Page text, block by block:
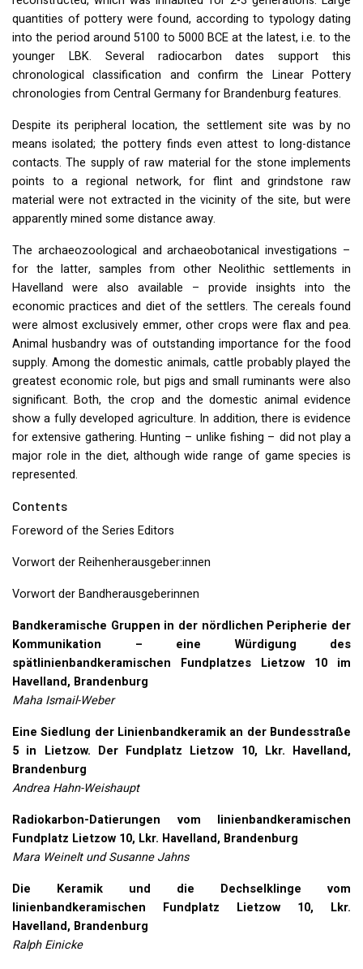
quantities of pottery were found, according to typology dating
into the period around 5100 to 5000BCEat the latest, i.e. to the
younger LBK. Several radiocarbon dates support this
chronological classification and confirm the Linear Pottery
chronologies from Central Germany for Brandenburg features.
Despite its peripheral location, the settlement site was by no
means isolated; the pottery finds even attest to long-distance
contacts. The supply of raw material for the stone implements
points to a regional network, for flint and grindstone raw
material were not extracted in the vicinity of the site, but were
apparently mined some distance away.
The archaeozoological and archaeobotanical investigations –
for the latter, samples from other Neolithic settlements in
Havelland were also available – provide insights into the
economic practices and diet of the settlers. The cereals found
were almost exclusively emmer, other crops were flax and pea.
Animal husbandry was of outstanding importance for the food
supply. Among the domestic animals, cattle probably played the
greatest economic role, but pigs and small ruminants were also
significant. Both, the crop and the domestic animal evidence
show a fully developed agriculture. In addition, there is evidence
for extensive gathering. Hunting – unlike fishing – did not play a
major role in the diet, although wide range of game species is
represented.
Contents
Foreword of the Series Editors
Vorwort der Reihenherausgeber:innen
Vorwort der Bandherausgeberinnen
Bandkeramische Gruppen in der nördlichen Peripherie der
Kommunikation – eine Würdigung des
spätlinienbandkeramischen Fundplatzes Lietzow 10 im
Havelland, Brandenburg
Maha Ismail-Weber
Eine Siedlung der Linienbandkeramik an der Bundesstraße
5 in Lietzow. Der Fundplatz Lietzow 10, Lkr. Havelland,
Brandenburg
Andrea Hahn-Weishaupt
Radiokarbon-Datierungen vom linienbandkeramischen
Fundplatz Lietzow 10, Lkr. Havelland, Brandenburg
Mara Weinelt und Susanne Jahns
Die Keramik und die Dechselklinge vom
linienbandkeramischen Fundplatz Lietzow 10, Lkr.
Havelland, Brandenburg
Ralph Einicke